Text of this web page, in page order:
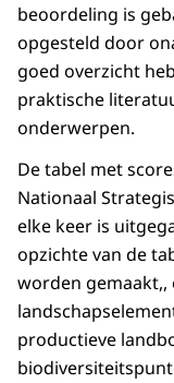
beoordeling is
opgesteld door
goed overzicht
praktische
onderwerpen.
De tabel met
Nationaal
elke keer is
opzichte van de
worden gemaakt,,
productieve